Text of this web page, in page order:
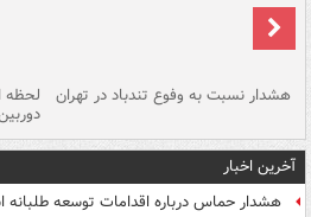
هشدار نسبت به وفوع تندباد در تهران
آخرین اخبار
هشدار حماس درباره اقدامات توسعه طلبانه